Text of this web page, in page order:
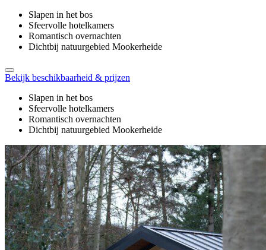
Slapen in het bos
Sfeervolle hotelkamers
Romantisch overnachten
Dichtbij natuurgebied Mookerheide
Bekijk beschikbaarheid & prijzen
Slapen in het bos
Sfeervolle hotelkamers
Romantisch overnachten
Dichtbij natuurgebied Mookerheide